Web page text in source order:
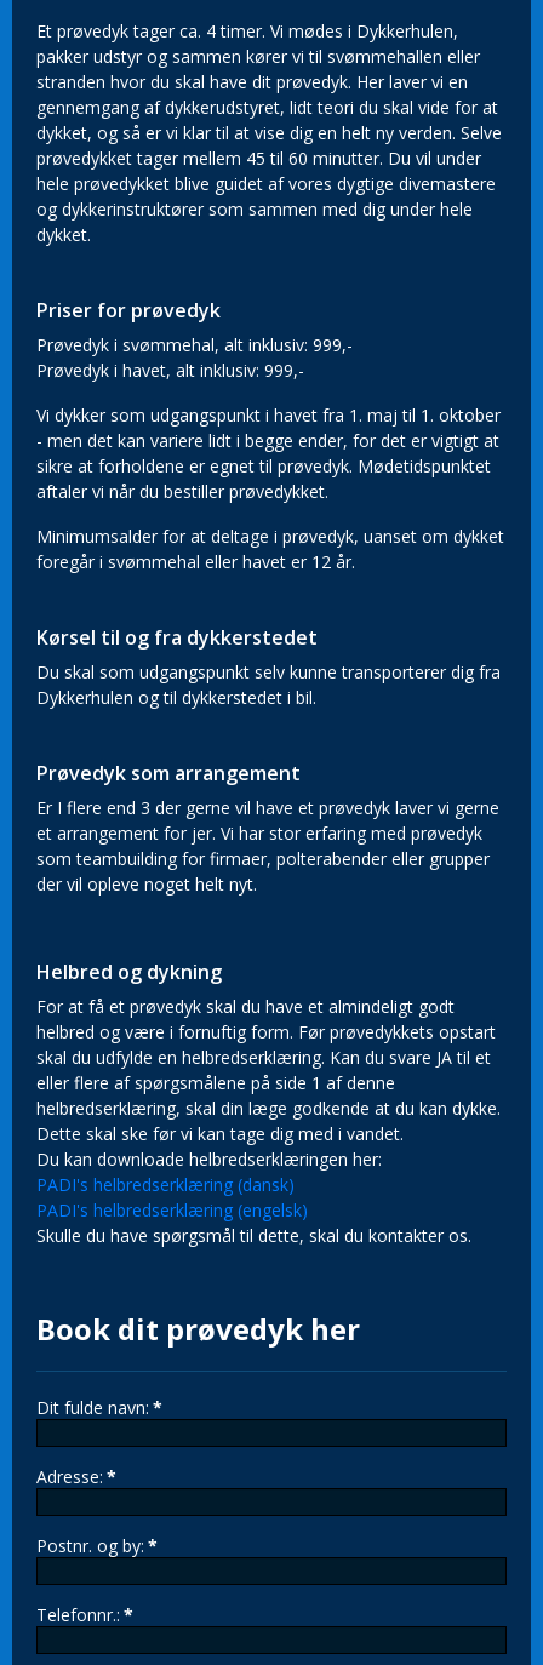
Et prøvedyk tager ca. 4 timer. Vi mødes i Dykkerhulen,
pakker udstyr og sammen kører vi til svømmehallen eller
stranden hvor du skal have dit prøvedyk. Her laver vi en
gennemgang af dykkerudstyret, lidt teori du skal vide for at
dykket, og så er vi klar til at vise dig en helt ny verden. Selve
prøvedykket tager mellem 45 til 60 minutter. Du vil under
hele prøvedykket blive guidet af vores dygtige divemastere
og dykkerinstruktører som sammen med dig under hele
dykket.
Priser for prøvedyk
Prøvedyk i svømmehal, alt inklusiv: 999,-
Prøvedyk i havet, alt inklusiv: 999,-
Vi dykker som udgangspunkt i havet fra 1. maj til 1. oktober
- men det kan variere lidt i begge ender, for det er vigtigt at
sikre at forholdene er egnet til prøvedyk. Mødetidspunktet
aftaler vi når du bestiller prøvedykket.
Minimumsalder for at deltage i prøvedyk, uanset om dykket
foregår i svømmehal eller havet er 12 år.
Kørsel til og fra dykkerstedet
Du skal som udgangspunkt selv kunne transporterer dig fra
Dykkerhulen og til dykkerstedet i bil.
Prøvedyk som arrangement
Er I flere end 3 der gerne vil have et prøvedyk laver vi gerne
et arrangement for jer. Vi har stor erfaring med prøvedyk
som teambuilding for firmaer, polterabender eller grupper
der vil opleve noget helt nyt.
Helbred og dykning
For at få et prøvedyk skal du have et almindeligt godt
helbred og være i fornuftig form. Før prøvedykkets opstart
skal du udfylde en helbredserklæring. Kan du svare JA til et
eller flere af spørgsmålene på side 1 af denne
helbredserklæring, skal din læge godkende at du kan dykke.
Dette skal ske før vi kan tage dig med i vandet.
Du kan downloade helbredserklæringen her:
PADI's helbredserklæring (dansk)
PADI's helbredserklæring (engelsk)
Skulle du have spørgsmål til dette, skal du kontakter os.
Book dit prøvedyk her
Dit fulde navn: *
Adresse: *
Postnr. og by: *
Telefonnr.: *